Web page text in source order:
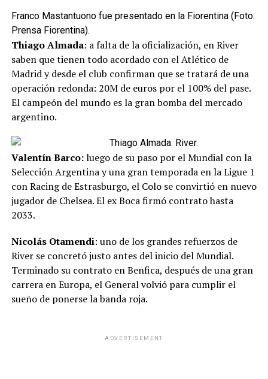
Franco Mastantuono fue presentado en la Fiorentina (Foto:
Prensa Fiorentina).
Thiago Almada: a falta de la oficialización, en River
saben que tienen todo acordado con el Atlético de
Madrid y desde el club confirman que se tratará de una
operación redonda: 20M de euros por el 100% del pase.
El campeón del mundo es la gran bomba del mercado
argentino.
Thiago Almada. River.
Valentín Barco:luego de su paso por el Mundial con la
Selección Argentina y una gran temporada en la Ligue 1
con Racing de Estrasburgo, el Colo se convirtió en nuevo
jugador de Chelsea. El ex Boca firmó contrato hasta
2033.
Nicolás Otamendi: uno de los grandes refuerzos de
River se concretó justo antes del inicio del Mundial.
Terminado su contrato en Benfica, después de una gran
carrera en Europa, el General volvió para cumplir el
sueño de ponerse la banda roja.
ADVERTISEMENT